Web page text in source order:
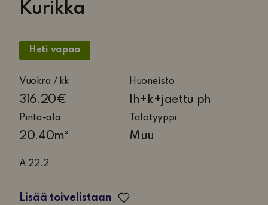
Kurikka
Heti vapaa
Vuokra / kk
316.20€
Huoneisto
1h+k+jaettu ph
1
huone,
jaettu
Pinta-ala
20.40m²
Talotyyppi
Muu
A 22.2
Lisää toivelistaan